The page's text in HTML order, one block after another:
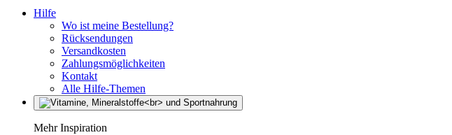
Hilfe
Wo ist meine Bestellung?
Rücksendungen
Versandkosten
Zahlungsmöglichkeiten
Kontakt
Alle Hilfe-Themen
Mehr Inspiration